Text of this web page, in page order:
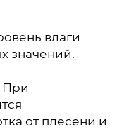
влаги
значений.
При
от плесени и